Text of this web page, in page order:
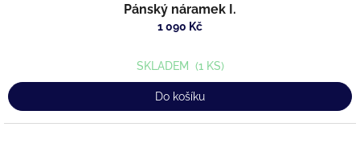
Pánský náramek I.
1 090 Kč
SKLADEM (1 KS)
Do košíku